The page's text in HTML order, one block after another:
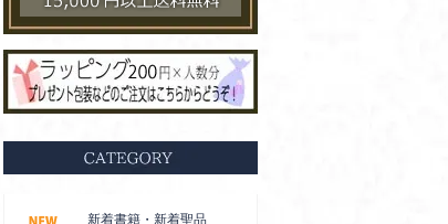
新着書籍・新着聖品